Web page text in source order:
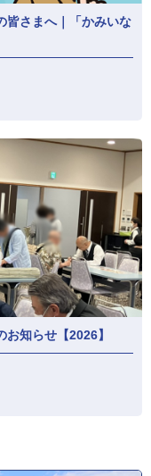
皆さまへ｜「かみいな
お知らせ【2026】